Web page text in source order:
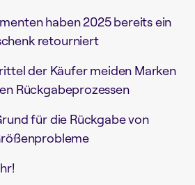
haben 2025 bereits ein
retourniert
der Käufer meiden Marken
Rückgabeprozessen
für die Rückgabe von